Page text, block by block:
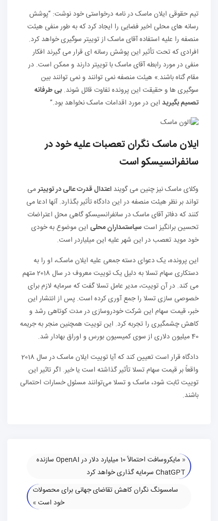
تیم حقوقی ایلان ماسک در نامه درخواستی خود نوشت: “پوشش
رسانه های محلی اخیر فضایی را ایجاد کرد که به طور منفی هیئت
منصفه را علیه استفاده آقای ماسک از توییتر سوگیری خواهد کرد.
افرادی که تحت تأثیر این پوشش رسانه ای قرار می گیرند افکار
منفی در مورد رابطه آقای ماسک با توییتر دارند و ممکن است. در
مقام گناه باشند.» هیئت منصفه نمی توانند و نمی توانند بین
سوگیری ها و حقیقت این پرونده تفاوت قائل شوند. بی طرفانه
تصمیم بگیرید این در مورد اقدامات ماسک نخواهد بود.”
ایلان ماسک نگران تعصبات علیه خود در
سانفرانسیسکو است
وکلای ماسک نیز چنین می گویند اعتدال قدرت عالی در توییترمی
تواند بر نظر هیئت منصفه در این دادگاه تأثیر بگذارد. آنها ادعا می
کنند که دفاتر آقای ماسک در سانفرانسیسکو گاهی محل اعتراضات
تحسین برانگیز استسیاستمداران محلی این موضوع به خودی
خود موید تعصب در این شهر علیه این میلیاردر است.
این پرونده، یک دعوای دسته جمعی علیه ایلان ماسک، او را به
دستکاری سهام تسلا به دلیل یک توییت معروف در سال 2018 متهم
می کند. در آن توییت، مدیر عامل تسلا گفت که سرمایه لازم برای
خصوصی سازی تسلا را جمع آوری کرده است. پس از انتشار این
خبر، قیمت سهام این شرکت خودروسازی در مدت کوتاهی رشد و
کاهش چشمگیری را تجربه کرد. این توییت همچنین منجر به جریمه
40 میلیون دلاری از سوی کمیسیون بورس و اوراق بهادار شد.
دادگاه قرار است تعیین کند که آیا توییت ایلان ماسک در سال 2018
واقعاً بر قیمت سهام تسلا تأثیر گذاشته است یا خیر. اگر تاثیر این
توییت ثابت شود، ماسک و تسلا می‌توانند مسئول خسارات احتمالی
باشند.
«
مایکروسافت احتمالاً 10 میلیارد دلار در OpenAI سازنده
ChatGPT سرمایه گذاری خواهد کرد
سامسونگ نگران کاهش تقاضای جهانی برای محصولات
خود است»